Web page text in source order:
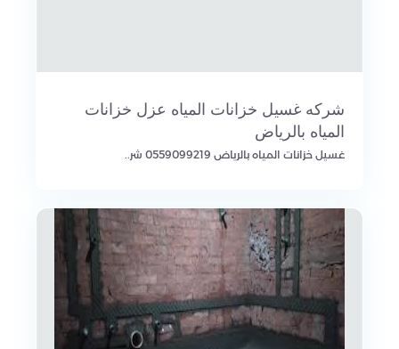
شركه غسيل خزانات المياه عزل خزانات
المياه بالرياض
غسيل خزانات المياه بالرياض 0559099219 شر..